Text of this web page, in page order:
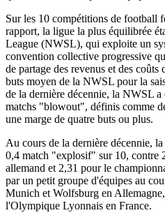
Sur les 10 compétitions de football
rapport, la ligue la plus équilibrée
League (NWSL), qui exploite un
convention collective progressive
de partage des revenus et des
buts moyen de la NWSL pour la
de la dernière décennie, la NWSL
matchs "blowout", définis comme
une marge de quatre buts ou plus.
Au cours de la dernière décennie,
0,4 match "explosif" sur 10, contre
allemand et 2,31 pour le
par un petit groupe d'équipes au
Munich et Wolfsburg en
l'Olympique Lyonnais en France.